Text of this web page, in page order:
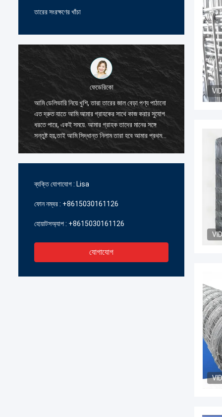
তারের সংরক্ষণের খাঁচা
ফেডেরিকো
আমি ডেলিভারি নিয়ে খুশি, তারা তারের জাল বেড়া পণ্য পাঠানো
এত দ্রুত যাতে আমি আমার গ্রাহকের সাথে কাজ করার সুযোগ
ধরতে পারে, একই সময়ে. আমার গ্রাহক তাদের মানের সঙ্গে
সন্তুষ্ট হয়,তাই আমি সিদ্ধান্ত নিলাম তারা হবে আমার প্রথম
সরবরাহকারী জন্য তারের জাল বেড়া পণ্য.
তারের
আদেশ
ব্যক্তি যোগাযোগ : Lisa
ফোন নম্বর : +8615030161126
হোয়াটসঅ্যাপ : +8615030161126
যোগাযোগ